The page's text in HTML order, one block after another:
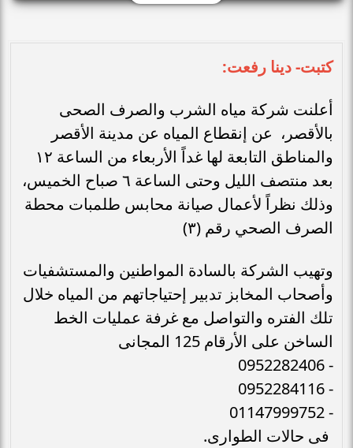
كتبت- دينا رفعت:
أعلنت شركة مياه الشرب والصرف الصحى
بالأقصر، عن إنقطاع المياه عن مدينة الأقصر
والمناطق التابعة لها غداً الأربعاء من الساعة ١٢
بعد منتصف الليل وحتى الساعة ٦ صباح الخميس،
وذلك نظراً لأعمال صيانة محابس طلمبات محطة
الصرف الصحي رقم (٣)
وتهيب الشركة بالسادة المواطنين والمستشفيات
وأصحاب المخابز تدبير إحتياجاتهم من المياه خلال
تلك الفتره والتواصل مع غرفة عمليات الخط
الساخن على الأرقام 125 المجانى
- 0952282406
- 0952284116
- 01147999752
فى حالات الطوارى.